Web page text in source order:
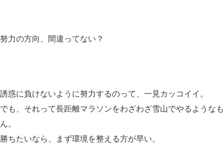
努力の方向、間違ってない？
誘惑に負けないように努力するのって、一見カッコイイ。
でも、それって長距離マラソンをわざわざ雪山でやるようなも
ん。
勝ちたいなら、まず環境を整える方が早い。